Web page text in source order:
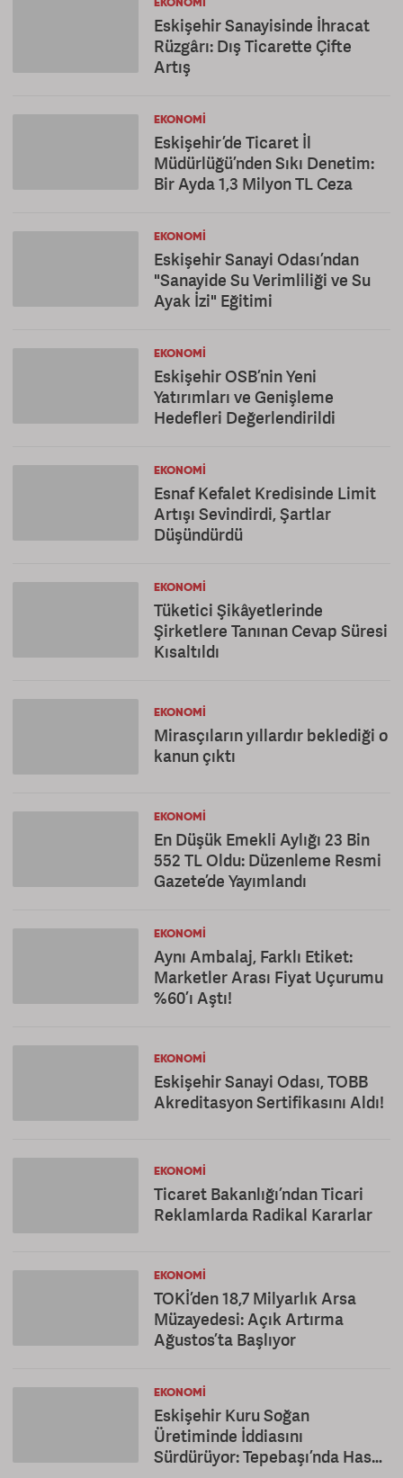
EKONOMI
Eskişehir Sanayisinde İhracat
Rüzgârı: Dış Ticarette Çifte
Artış
EKONOMI
Eskişehir’de Ticaret İl
Müdürlüğü’nden Sıkı Denetim:
Bir Ayda 1,3 Milyon TL Ceza
EKONOMI
Eskişehir Sanayi Odası’ndan
"Sanayide Su Verimliliği ve Su
Ayak İzi" Eğitimi
EKONOMI
Eskişehir OSB’nin Yeni
Yatırımları ve Genişleme
Hedefleri Değerlendirildi
EKONOMI
Esnaf Kefalet Kredisinde Limit
Artışı Sevindirdi, Şartlar
Düşündürdü
EKONOMI
Tüketici Şikâyetlerinde
Şirketlere Tanınan Cevap Süresi
Kısaltıldı
EKONOMI
Mirasçıların yıllardır beklediği o
kanun çıktı
EKONOMI
En Düşük Emekli Aylığı 23 Bin
552 TL Oldu: Düzenleme Resmi
Gazete’de Yayımlandı
EKONOMI
Aynı Ambalaj, Farklı Etiket:
Marketler Arası Fiyat Uçurumu
%60’ı Aştı!
EKONOMI
Eskişehir Sanayi Odası, TOBB
Akreditasyon Sertifikasını Aldı!
EKONOMI
Ticaret Bakanlığı’ndan Ticari
Reklamlarda Radikal Kararlar
EKONOMI
TOKİ’den 18,7 Milyarlık Arsa
Müzayedesi: Açık Artırma
Ağustos’ta Başlıyor
EKONOMI
Eskişehir Kuru Soğan
Üretiminde İddiasını
Sürdürüyor: Tepebaşı’nda Hasat